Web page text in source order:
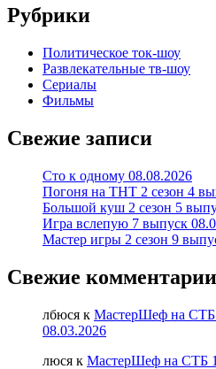
Рубрики
Политическое ток-шоу
Развлекательные тв-шоу
Сериалы
Фильмы
Свежие записи
Сто к одному 08.08.2026
Погоня на ТНТ 2 сезон 4
Большой куш 2 сезон 5
Игра вслепую 7 выпуск
Мастер игры 2 сезон 9
Свежие комментарии
лбюся к МастерШеф на СТБ
08.03.2026
люся к МастерШеф на СТБ